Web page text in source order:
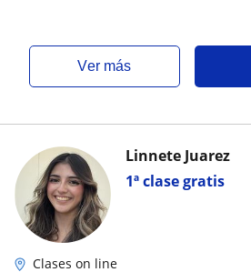
ver más
1ª clase gratis
Linnete Juarez
Clases on line